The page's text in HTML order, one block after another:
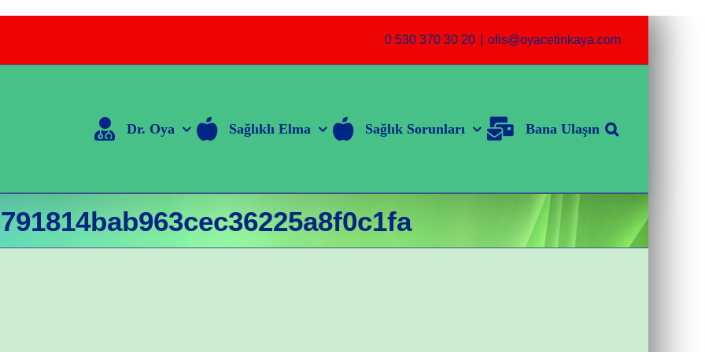
0 530 370 30 20 ofis@oyacetinkaya.com
Dr. Oya Sağlıklı Elma Sağlık Sorunları Bana Ulaşın